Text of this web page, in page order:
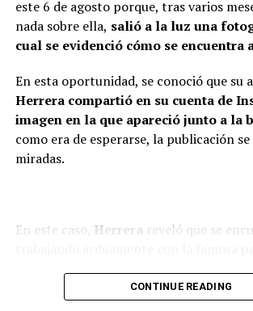
bien. Incluso, para que
tema ahí también, con
mamá de la niña estoy
Como se lo dije a ella,
en algunas vainas no
compaginamos, se
confesó.
reiteró que su
en la actualidades ser un buen papá y
este 6 de agosto porque, tras varios
nada sobre ella, salió a la luz una
cual se evidenció cómo se encuentra
En esta oportunidad, se conoció que su
Herrera compartió en su cuenta de
imagen en la que apareció junto a la
como era de esperarse, la publicación
miradas.
En este caso, Herrera reveló que se
CONTINUE READING